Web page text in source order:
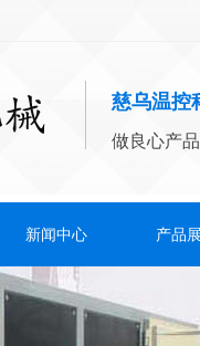
慈乌温控
做良心产
新闻中心 产品